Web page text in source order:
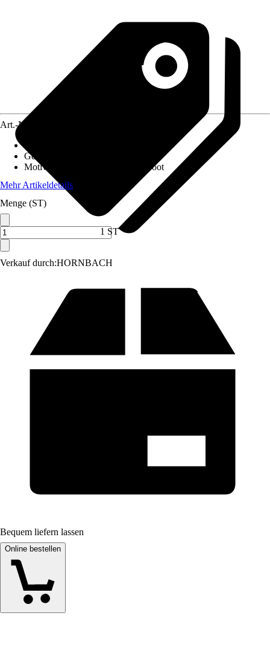
Verkauf durch:HORNBACH
Art.-Nr.
Gewicht
Motivkategorie
Berge & Seen, Boot
Mehr Artikeldetails
Menge (ST)
1 ST
Bequem liefern lassen
Online bestellen